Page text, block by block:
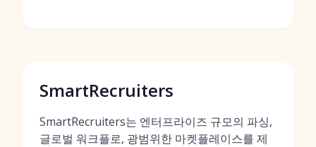
SmartRecruiters
SmartRecruiters는 엔터프라이즈 규모의 파싱,
글로벌 워크플로, 광범위한 마켓플레이스를 제